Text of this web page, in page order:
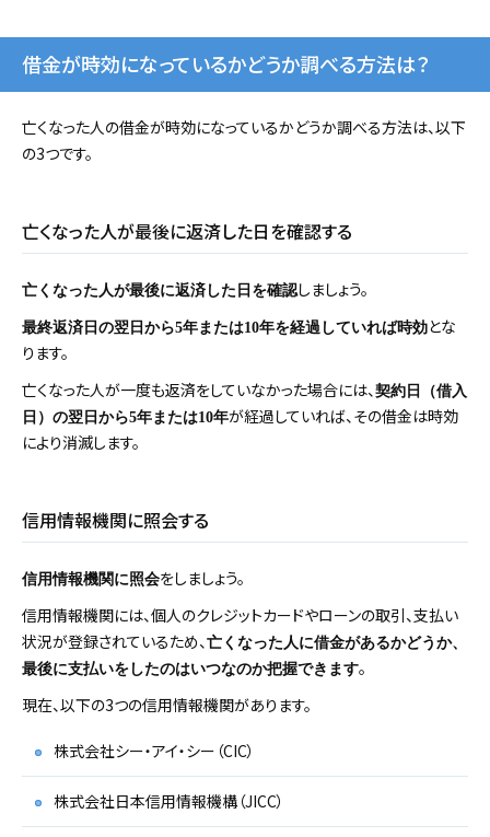
借金が時効になっているかどうか調べる方法は？
亡くなった人の借金が時効になっているかどうか調べる方法は、以下
の3つです。
亡くなった人が最後に返済した日を確認する
亡くなった人が最後に返済した日を確認しましょう。
最終返済日の翌日から5年または10年を経過していれば時効とな
ります。
亡くなった人が一度も返済をしていなかった場合には、契約日（借入
日）の翌日から5年または10年が経過していれば、その借金は時効
により消滅します。
信用情報機関に照会する
信用情報機関に照会をしましょう。
信用情報機関には、個人のクレジットカードやローンの取引、支払い
状況が登録されているため、亡くなった人に借金があるかどうか、
最後に支払いをしたのはいつなのか把握できます。
現在、以下の3つの信用情報機関があります。
株式会社シー・アイ・シー（CIC）
株式会社日本信用情報機構（JICC）